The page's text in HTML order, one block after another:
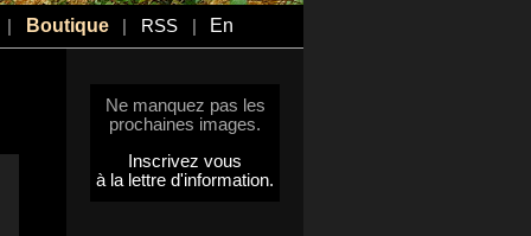
Boutique RSS En
Ne manquez pas les
prochaines images.
Inscrivez vous
à la lettre d'information.